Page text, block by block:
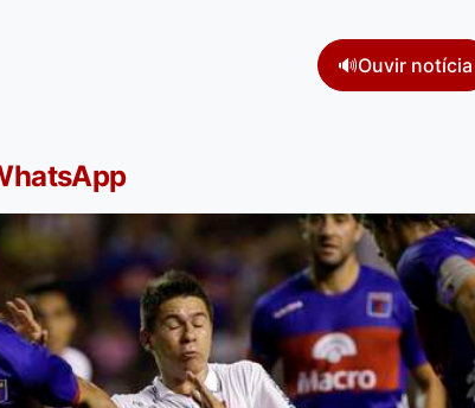
🔊Ouvir notícia